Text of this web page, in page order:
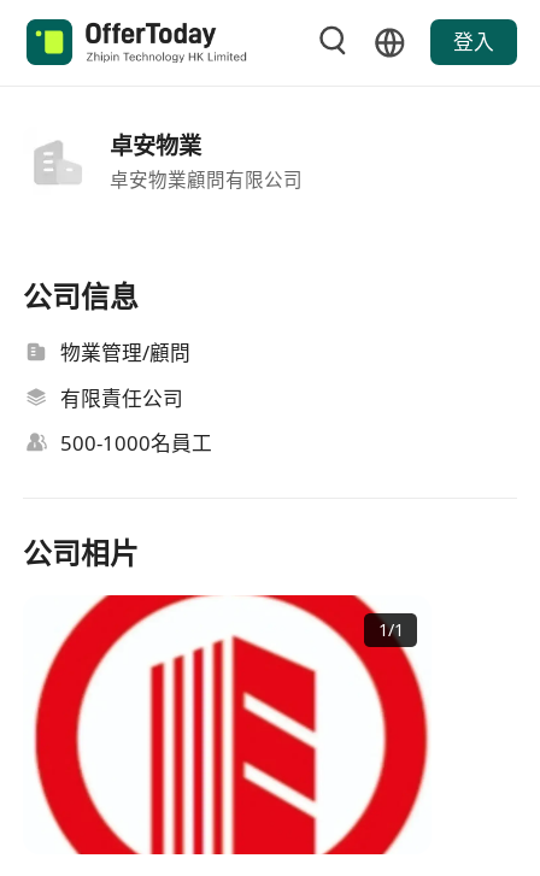
登入
卓安物業
卓安物業顧問有限公司
公司信息
物業管理/顧問
有限責任公司
500-1000名員工
公司相片
1/1